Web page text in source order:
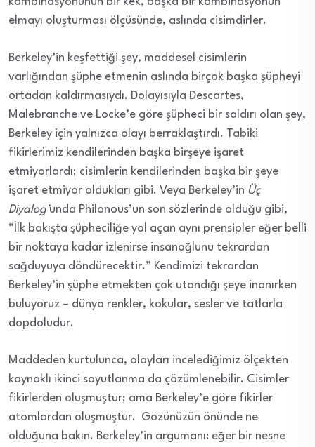
elmayı oluşturması ölçüsünde, aslında cisimdirler.
Berkeley’in keşfettiği şey, maddesel cisimlerin
varlığından şüphe etmenin aslında birçok başka şüpheyi
ortadan kaldırmasıydı. Dolayısıyla Descartes,
Malebranche ve Locke’e göre şüpheci bir saldırı olan şey,
Berkeley için yalnızca olayı berraklaştırdı. Tabiki
fikirlerimiz kendilerinden başka birşeye işaret
etmiyorlardı; cisimlerin kendilerinden başka bir şeye
işaret etmiyor oldukları gibi. Veya Berkeley’in Üç
Diyalog’unda Philonous’un son sözlerinde olduğu gibi,
“İlk bakışta şüpheciliğe yol açan aynı prensipler eğer belli
bir noktaya kadar izlenirse insanoğlunu tekrardan
sağduyuya döndürecektir.” Kendimizi tekrardan
Berkeley’in şüphe etmekten çok utandığı şeye inanırken
buluyoruz – dünya renkler, kokular, sesler ve tatlarla
dopdoludur.
Maddeden kurtulunca, olayları incelediğimiz ölçekten
kaynaklı ikinci soyutlanma da çözümlenebilir. Cisimler
fikirlerden oluşmuştur; ama Berkeley’e göre fikirler
atomlardan oluşmuştur. Gözünüzün önünde ne
olduğuna bakın. Berkeley’in argumanı: eğer bir nesne